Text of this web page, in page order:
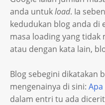
anda untukload. Ia
kedudukan blog anda di
masa loading yang
atau dengan kata lain,
Blog sebegini dikatakan
mengenainya di sini:
dalam entri tu ada